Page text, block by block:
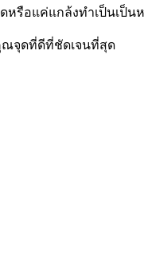
รือแค่แกล้งทำเป็นเป็
ณจุดที่ดีที่ชัดเจนที่สุด